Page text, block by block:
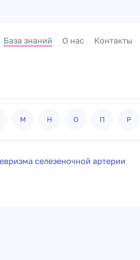
База знаний О нас Контакты
М Н О П Р
селезеночной артерии